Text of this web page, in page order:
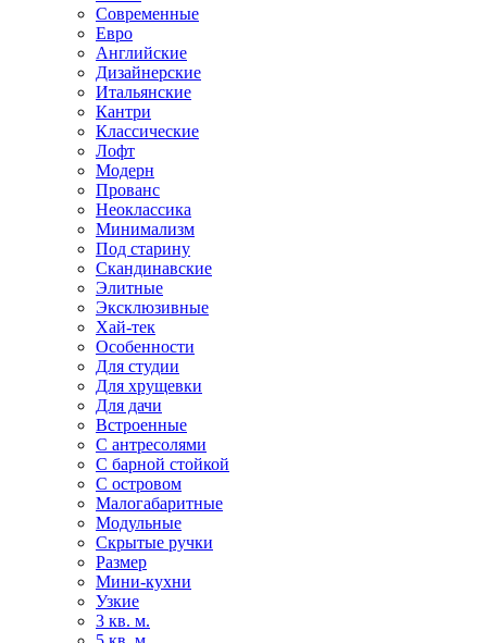
Современные
Евро
Английские
Дизайнерские
Итальянские
Кантри
Классические
Лофт
Модерн
Прованс
Неоклассика
Минимализм
Под старину
Скандинавские
Элитные
Эксклюзивные
Хай-тек
Особенности
Для студии
Для хрущевки
Для дачи
Встроенные
С антресолями
С барной стойкой
С островом
Малогабаритные
Модульные
Скрытые ручки
Размер
Мини-кухни
Узкие
3 кв. м.